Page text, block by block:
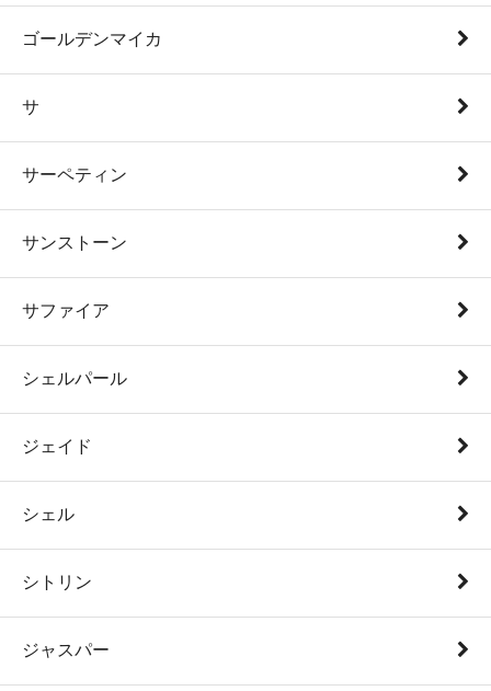
ゴールデンマイカ
サ
サーペティン
サンストーン
サファイア
シェルパール
ジェイド
シェル
シトリン
ジャスパー